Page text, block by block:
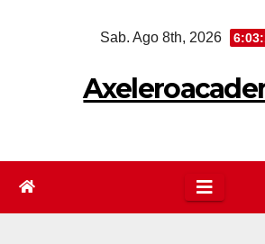
Sab. Ago 8th, 2026